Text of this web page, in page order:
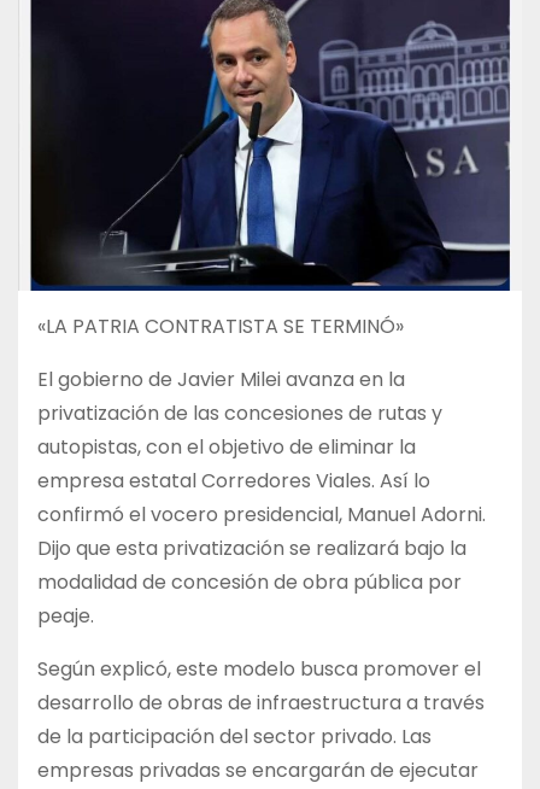
«LA PATRIA CONTRATISTA SE TERMINÓ»
El gobierno de Javier Milei avanza en la
privatización de las concesiones de rutas y
autopistas, con el objetivo de eliminar la
empresa estatal Corredores Viales. Así lo
confirmó el vocero presidencial, Manuel Adorni.
Dijo que esta privatización se realizará bajo la
modalidad de concesión de obra pública por
peaje.
Según explicó, este modelo busca promover el
desarrollo de obras de infraestructura a través
de la participación del sector privado. Las
empresas privadas se encargarán de ejecutar